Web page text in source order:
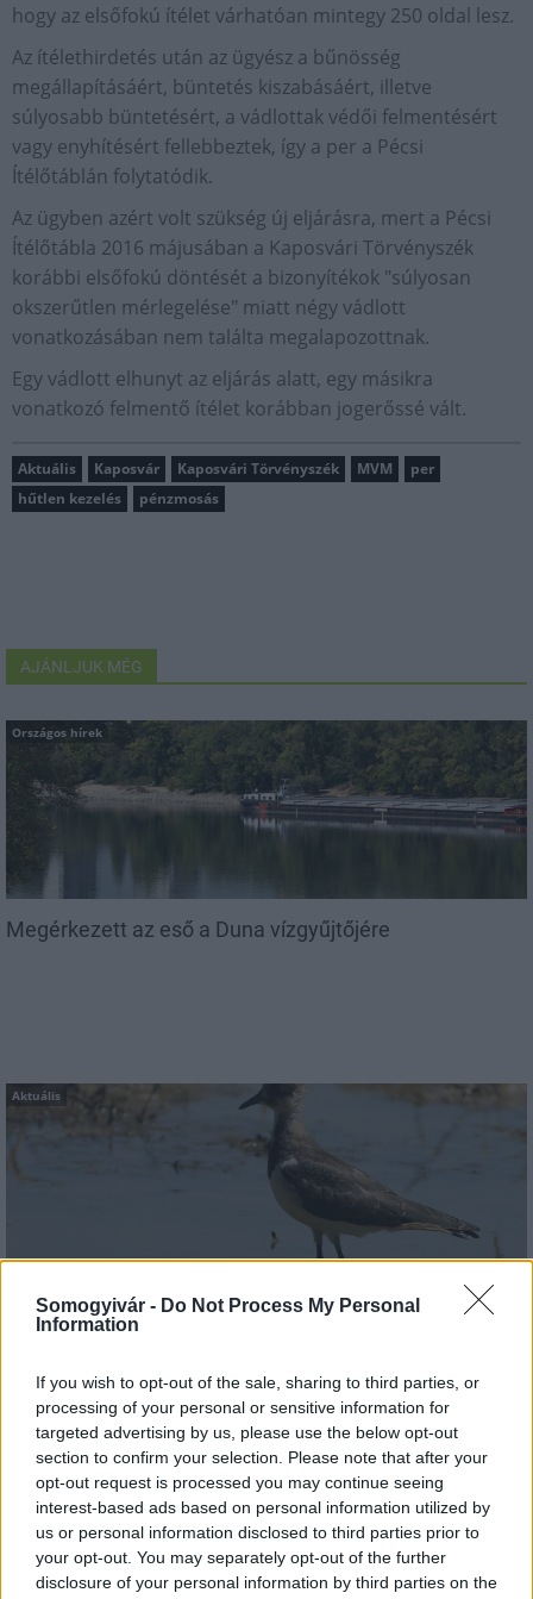
Somogyivár - Do Not Process My Personal
Information
If you wish to opt-out of the sale, sharing to third parties, or
processing of your personal or sensitive information for
targeted advertising by us, please use the below opt-out
section to confirm your selection. Please note that after your
opt-out request is processed you may continue seeing
interest-based ads based on personal information utilized by
us or personal information disclosed to third parties prior to
your opt-out. You may separately opt-out of the further
disclosure of your personal information by third parties on the
hogy az elsőfokú ítélet várhatóan mintegy 250 oldal lesz.
Az ítélethirdetés után az ügyész a bűnösség
megállapításáért, büntetés kiszabásáért, illetve
súlyosabb büntetésért, a vádlottak védői felmentésért
vagy enyhítésért fellebbeztek, így a per a Pécsi
Ítélőtáblán folytatódik.
Az ügyben azért volt szükség új eljárásra, mert a Pécsi
Ítélőtábla 2016 májusában a Kaposvári Törvényszék
korábbi elsőfokú döntését a bizonyítékok "súlyosan
okszerűtlen mérlegelése" miatt négy vádlott
vonatkozásában nem találta megalapozottnak.
Egy vádlott elhunyt az eljárás alatt, egy másikra
vonatkozó felmentő ítélet korábban jogerőssé vált.
Aktuális Kaposvár Kaposvári Törvényszék MVM
per
hűtlen kezelés
pénzmosás
AJÁNLJUK MÉG
Országos hírek
Megérkezett az eső a Duna vízgyűjtőjére
Aktuális
Hőség és vízhiány - itatók feltöltésével segítik a
vadállományt a somogyi erdőkben
Helyi hírek